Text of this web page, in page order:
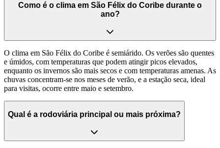
Como é o clima em São Félix do Coribe durante o
ano?
O clima em São Félix do Coribe é semiárido. Os verões são quentes
e úmidos, com temperaturas que podem atingir picos elevados,
enquanto os invernos são mais secos e com temperaturas amenas. As
chuvas concentram-se nos meses de verão, e a estação seca, ideal
para visitas, ocorre entre maio e setembro.
Qual é a rodoviária principal ou mais próxima?